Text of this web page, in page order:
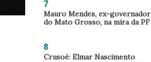
7
Mauro Mendes, ex-governador
do Mato Grosso, na mira da PF
8
Crusoé: Elmar Nascimento